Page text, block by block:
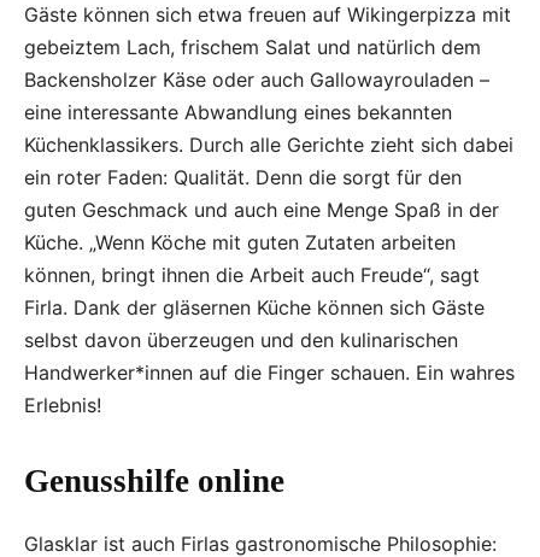
Gäste können sich etwa freuen auf Wikingerpizza mit
gebeiztem Lach, frischem Salat und natürlich dem
Backensholzer Käse oder auch Gallowayrouladen –
eine interessante Abwandlung eines bekannten
Küchenklassikers. Durch alle Gerichte zieht sich dabei
ein roter Faden: Qualität. Denn die sorgt für den
guten Geschmack und auch eine Menge Spaß in der
Küche. „Wenn Köche mit guten Zutaten arbeiten
können, bringt ihnen die Arbeit auch Freude“, sagt
Firla. Dank der gläsernen Küche können sich Gäste
selbst davon überzeugen und den kulinarischen
Handwerker*innen auf die Finger schauen. Ein wahres
Erlebnis!
Genusshilfe online
Glasklar ist auch Firlas gastronomische Philosophie: